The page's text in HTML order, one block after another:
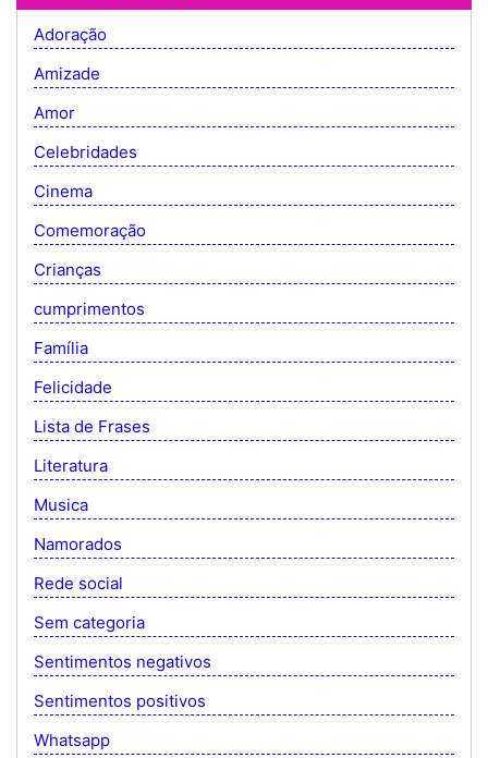
Adoração
Amizade
Amor
Celebridades
Cinema
Comemoração
Crianças
cumprimentos
Família
Felicidade
Lista de Frases
Literatura
Musica
Namorados
Rede social
Sem categoria
Sentimentos negativos
Sentimentos positivos
Whatsapp